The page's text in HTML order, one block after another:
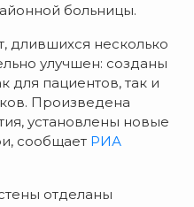
больницы.
длившихся несколько
улучшен: созданы
для пациентов, так и
Произведена
установлены новые
сообщает РИА
отделаны